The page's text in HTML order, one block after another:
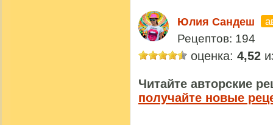
Юлия Сандеш
Рецептов: 194
оценка: 4,52
Читайте авторские
получайте новые